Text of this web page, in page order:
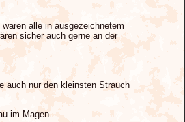
alle in ausgezeichnetem
sicher auch gerne an der
auch nur den kleinsten Strauch
im Magen.